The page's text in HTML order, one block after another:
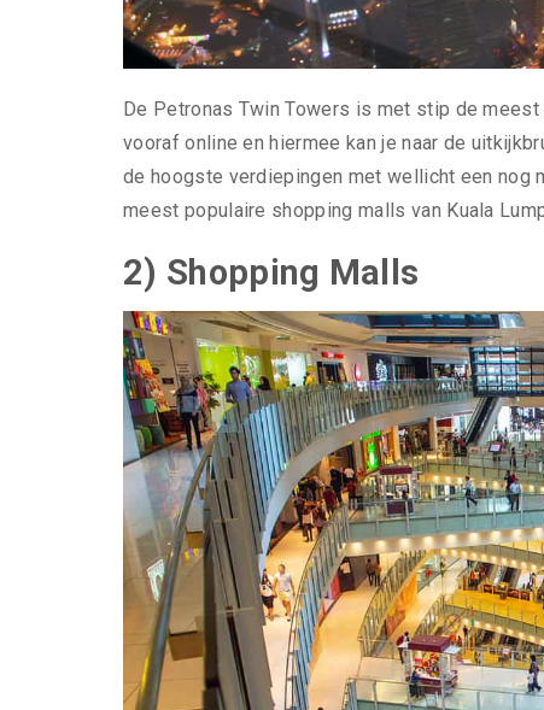
De Petronas Twin Towers is met stip de
vooraf online en hiermee kan je naar de
de hoogste verdiepingen met wellicht een nog
meest populaire shopping malls van Kuala
2) Shopping Malls